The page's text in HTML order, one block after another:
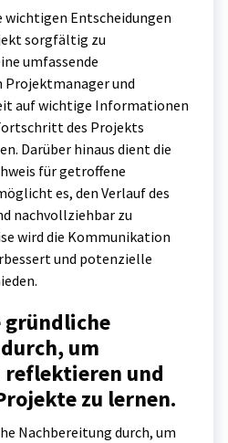
wichtigen Entscheidungen
sorgfältig zu
umfassende
und
auf wichtige Informationen
des Projekts
Darüber hinaus dient die
für getroffene
es, den Verlauf des
nachvollziehbar zu
wird die Kommunikation
und potenzielle
gründliche
um
reflektieren und
zu lernen.
Nachbereitung durch, um